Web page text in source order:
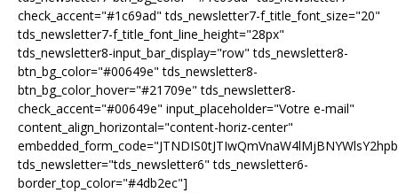
check_accent="#1c69ad" tds_newsletter7-f_title_font_size="20"
tds_newsletter7-f_title_font_line_height="28px"
tds_newsletter8-input_bar_display="row" tds_newsletter8-
btn_bg_color="#00649e" tds_newsletter8-
btn_bg_color_hover="#21709e" tds_newsletter8-
check_accent="#00649e" input_placeholder="Votre e-mail"
content_align_horizontal="content-horiz-center"
tds_newsletter="tds_newsletter6" tds_newsletter6-
border_top_color="#4db2ec"]